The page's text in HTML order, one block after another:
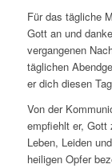
Für das tägliche
Gott an und
vergangenen
täglichen
er dich diesen
Von der
empfiehlt er, Gott
Leben, Leiden
heiligen Opfer